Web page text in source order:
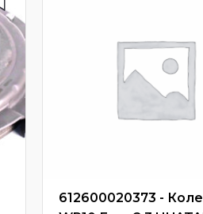
612600020373 -